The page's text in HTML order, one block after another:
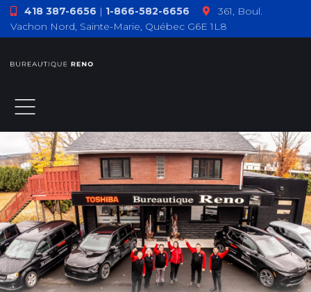
418 387-6656 | 1-866-582-6656
361, Boul.
Vachon Nord, Sainte-Marie, Québec G6E 1L8
ACCUEIL